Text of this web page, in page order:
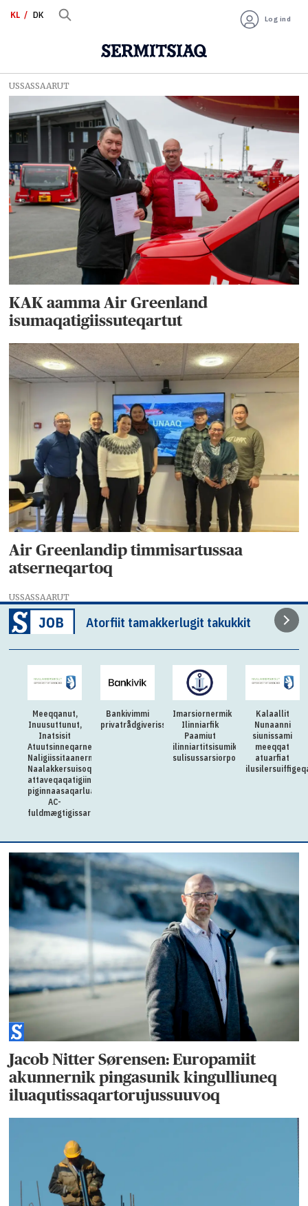
KL DK Log ind
Tag:
jacob
nitter
sørensen
USSASSAARUT
KAK aamma Air Greenland
isumaqatigiissuteqartut
Air Greenlandip timmisartussaa
atserneqartoq
USSASSAARUT
Atorfiit tamakkerlugit takukkit
Meeqqanut,
Inuusuttunut,
Inatsisit
Atuutsinneqarnerannut
Naligiissitaanermullu
Naalakkersuisoqarfik
attaveqaqatigiinnermut
piginnaasaqarluartumik
AC-
fuldmægtigissarsiorpoq
Bankivimmi
privatrådgiverissarsiorpugut
Imarsiornermik
Ilinniarfik
Paamiut
ilinniartitsisumik
sulisussarsiorpoq
Kalaallit
Nunaanni
siunissami
meeqqat
atuarfiat
Jacob Nitter Sørensen: Europamiit
akunnernik pingasunik kingulliuneq
iluaqutissaqartorujussuuvoq